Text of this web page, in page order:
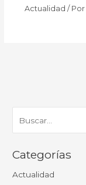
Actualidad / Por
Categorías
Actualidad